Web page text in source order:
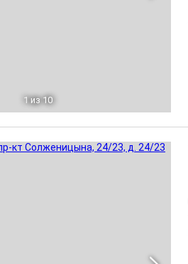
1 из 10